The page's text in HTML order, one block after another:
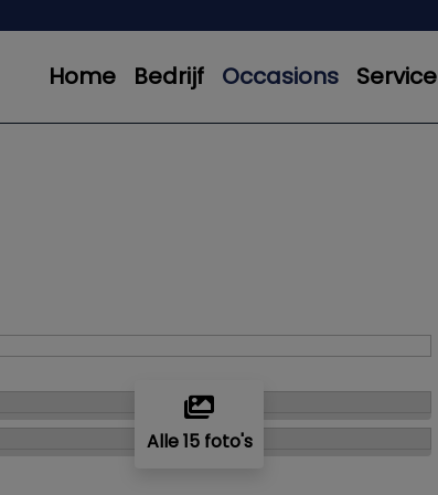
Home Bedrijf Occasions Service
Alle 15 foto's